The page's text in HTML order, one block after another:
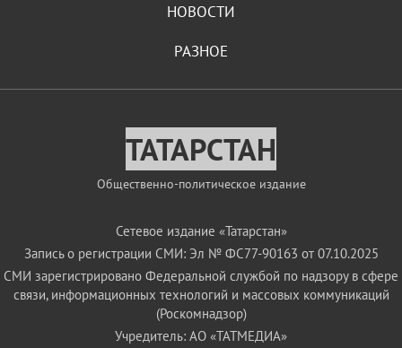
НОВОСТИ
РАЗНОЕ
ТАТАРСТАН
Общественно-политическое издание
Сетевое издание «Татарстан»
Запись о регистрации СМИ: Эл № ФС77-90163 от 07.10.2025
СМИ зарегистрировано Федеральной службой по надзору в сфере
связи, информационных технологий и массовых коммуникаций
(Роскомнадзор)
Учредитель: АО «ТАТМЕДИА»